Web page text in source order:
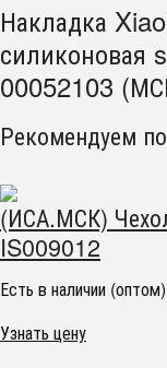
Накладка
силиконовая
00052103
Рекомендуем
(ИСА.МСК)
IS009012
Есть в наличии (оптом)
Узнать цену